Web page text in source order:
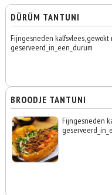
DÜRÜM TANTUNI
Fijngesneden kalfsvlees,
geserveerd_in_een_durum
BROODJE TANTUNI
Fijngesneden